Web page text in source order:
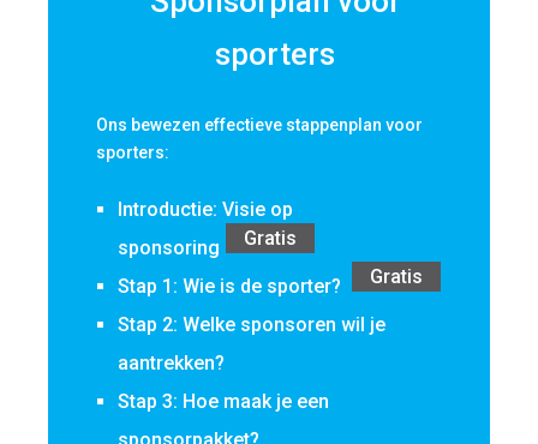
sporters
Ons bewezen effectieve stappenplan voor
sporters:
Introductie: Visie op
sponsoring
Gratis
Stap 1: Wie is de sporter? Gratis
Stap 2: Welke sponsoren wil je
aantrekken?
Stap 3: Hoe maak je een